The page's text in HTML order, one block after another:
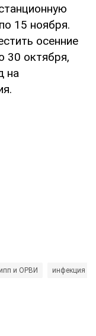
15 ноября.
осенние
30 октября,
на
и ОРВИ инфекция